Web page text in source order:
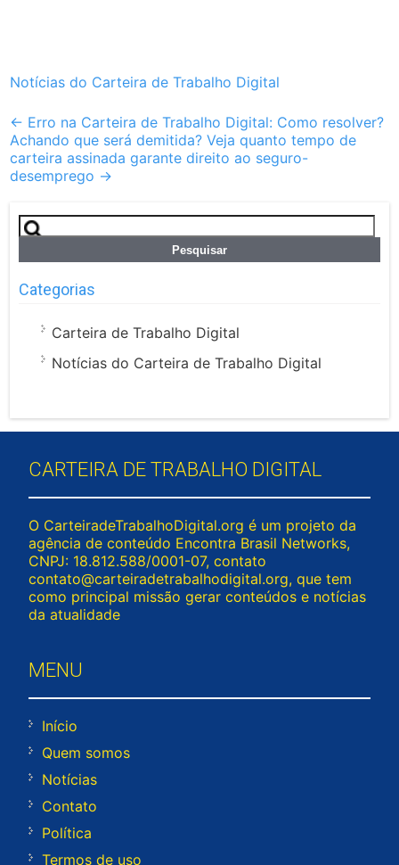
Notícias do Carteira de Trabalho Digital
Post
navigation
← Erro na Carteira de Trabalho Digital: Como resolver?
Achando que será demitida? Veja quanto tempo de
carteira assinada garante direito ao seguro-
desemprego →
Pesquisar
por:
Categorias
Carteira de Trabalho Digital
Notícias do Carteira de Trabalho Digital
CARTEIRA DE TRABALHO DIGITAL
O CarteiradeTrabalhoDigital.org é um projeto da
agência de conteúdo Encontra Brasil Networks,
CNPJ: 18.812.588/0001-07, contato
contato@carteiradetrabalhodigital.org, que tem
como principal missão gerar conteúdos e notícias
da atualidade
MENU
Início
Quem somos
Notícias
Contato
Política
Termos de uso